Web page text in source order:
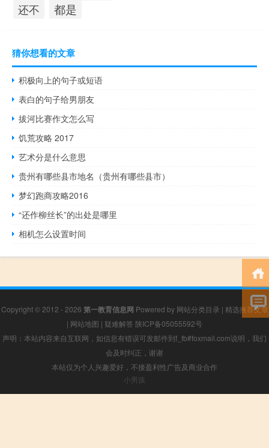
还不 都是
猜你想看的文章
积极向上的句子或短语
表白的句子给男朋友
拔河比赛作文怎么写
饥荒攻略 2017
艺术分是什么意思
贵州有哪些县市地名（贵州有哪些县市）
梦幻跑商攻略2016
“还作柳丝长”的出处是哪里
相机怎么设置时间
Copyright © 2012 - 2026 第一教育信息网 Powered by 网站分类目录 | 精选推荐文章
| 网站地图 | 疑难解答 陕ICP备05055592号
声明：本站内容来自互联网，如信息有错误可发邮件到f_fb#foxmail.com说明，我们
会及时纠正，谢谢
本站仅为个人兴趣爱好，不接盈利性广告及商业合作
小男孩